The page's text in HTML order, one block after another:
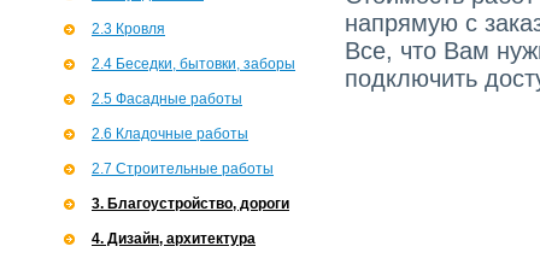
2.3 Кровля
2.4 Беседки, бытовки, заборы
2.5 Фасадные работы
2.6 Кладочные работы
2.7 Строительные работы
3. Благоустройство, дороги
4. Дизайн, архитектура
напрямую с
Все, что Вам
подключить